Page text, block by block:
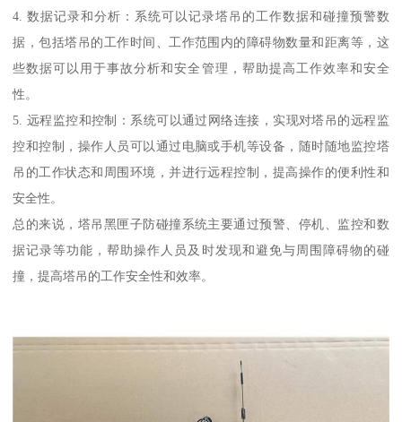
4. 数据记录和分析：系统可以记录塔吊的工作数据和碰撞预警数
据，包括塔吊的工作时间、工作范围内的障碍物数量和距离等，这
些数据可以用于事故分析和安全管理，帮助提高工作效率和安全
性。
5. 远程监控和控制：系统可以通过网络连接，实现对塔吊的远程监
控和控制，操作人员可以通过电脑或手机等设备，随时随地监控塔
吊的工作状态和周围环境，并进行远程控制，提高操作的便利性和
安全性。
总的来说，塔吊黑匣子防碰撞系统主要通过预警、停机、监控和数
据记录等功能，帮助操作人员及时发现和避免与周围障碍物的碰
撞，提高塔吊的工作安全性和效率。